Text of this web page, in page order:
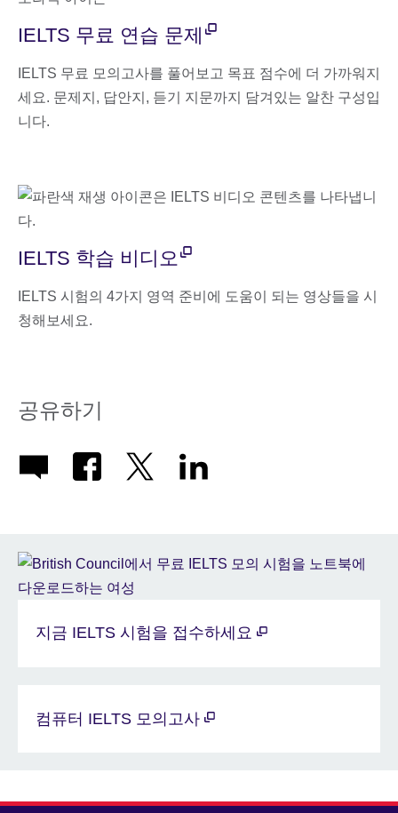
IELTS 무료 연습 문제
IELTS 무료 모의고사를 풀어보고 목표 점수에 더 가까워지
세요. 문제지, 답안지, 듣기 지문까지 담겨있는 알찬 구성입
니다.
IELTS 학습 비디오
IELTS 시험의 4가지 영역 준비에 도움이 되는 영상들을 시
청해보세요.
공유하기
지금 IELTS 시험을 접수하세요
컴퓨터 IELTS 모의고사